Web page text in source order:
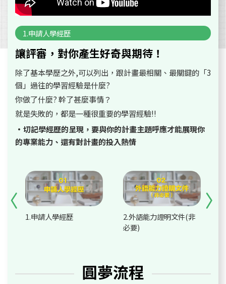
1.申請人學經歷
讓評審，對你產生好奇與期待！
除了基本學歷之外,可以列出，跟計畫最相關、最關鍵的「3
個」過往的學習經驗是什麼?
你做了什麼? 幹了甚麼事情？
就是失敗的，都是一種很重要的學習經驗!!
•切記學經歷的呈現，要與你的計畫主題呼應才能展現你
的專業能力、還有對計畫的投入熱情
上一頁 下
1.申請人學經歷
2.外語能力證明文件(非
必要)
圓夢流程